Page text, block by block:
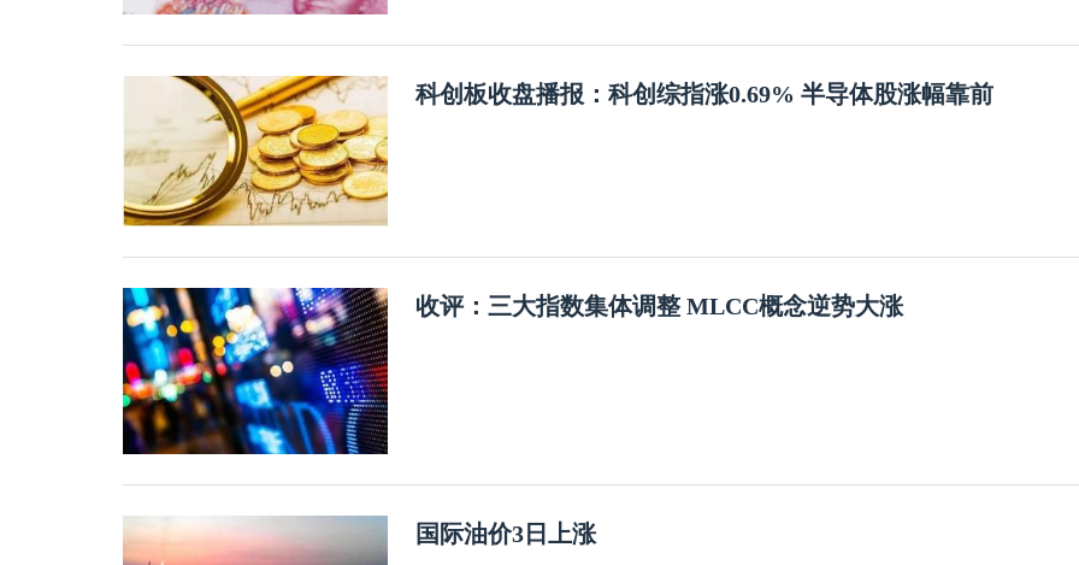
科创板收盘播报：科创综指涨0.69% 半导体股涨幅靠前
收评：三大指数集体调整 MLCC概念逆势大涨
国际油价3日上涨